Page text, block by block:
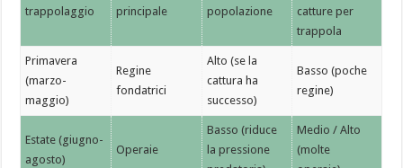
trappolaggio
principale
popolazione
catture per
trappola
Primavera
(marzo-
maggio)
Regine
fondatrici
Alto (se la
cattura ha
successo)
Basso (poche
regine)
Estate (giugno-
agosto)
Operaie
Basso (riduce
la pressione
Medio / Alto
(molte